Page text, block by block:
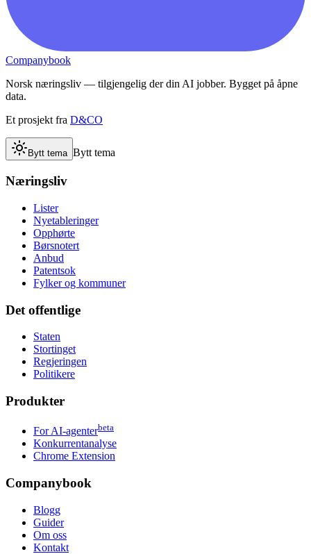
Companybook
Norsk næringsliv — tilgjengelig der din AI jobber. Bygget på åpne
data.
Et prosjekt fra D&CO
Bytt tema Bytt tema
Næringsliv
Lister
Nyetableringer
Opphørte
Børsnotert
Anbud
Patentsok
Fylker og kommuner
Det offentlige
Staten
Stortinget
Regjeringen
Politikere
Produkter
For AI-agenterbeta
Konkurrentanalyse
Chrome Extension
Companybook
Blogg
Guider
Om oss
Kontakt